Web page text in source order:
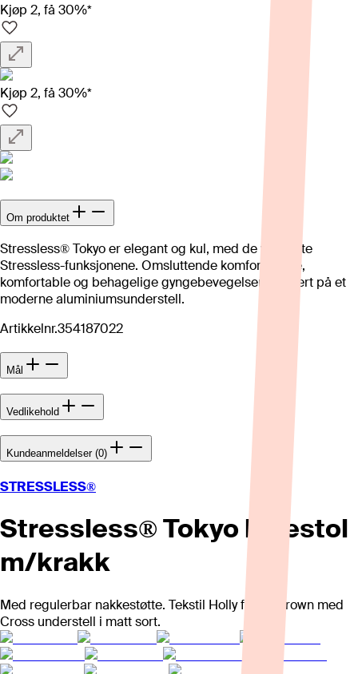
Kjøp 2, få 30%*
Kjøp 2, få 30%*
Om produktet
Stressless® Tokyo er elegant og kul, med de velkjente
Stressless-funksjonene. Omsluttende komfort. Myke,
komfortable og behagelige gyngebevegelser plassert på et
moderne aluminiumsunderstell.
Artikkelnr.354187022
Mål
Vedlikehold
Kundeanmeldelser (0)
STRESSLESS®
Stressless® Tokyo lenestol
m/krakk
Med regulerbar nakkestøtte. Tekstil Holly forest brown med
Cross understell i matt sort.